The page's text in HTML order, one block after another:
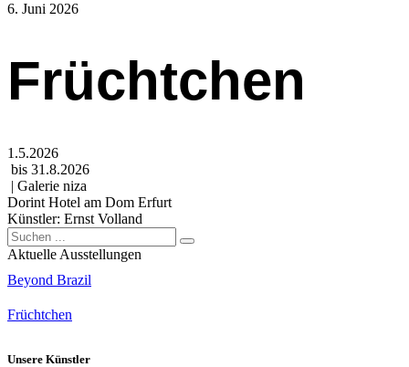
6. Juni 2026
Früchtchen
1.5.2026
bis 31.8.2026
| Galerie niza
Dorint Hotel am Dom Erfurt
Künstler: Ernst Volland
Aktuelle Ausstellungen
Beyond Brazil
Früchtchen
Unsere Künstler